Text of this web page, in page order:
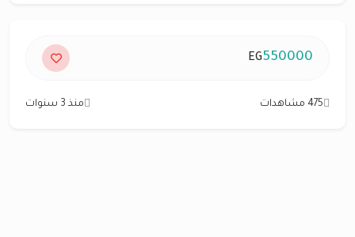
550000
EG
475 مشاهدات منذ 3 سنوات